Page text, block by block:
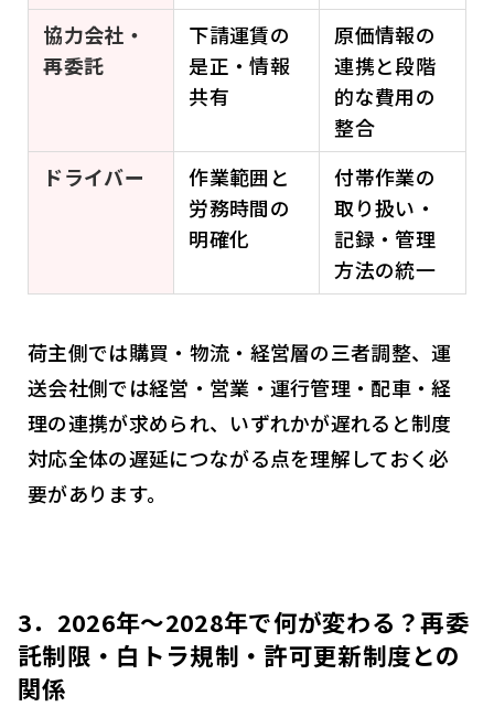
協力会社・
再委託
下請運賃の
是正・情報
共有
原価情報の
連携と段階
的な費用の
整合
ドライバー
作業範囲と
労務時間の
明確化
付帯作業の
取り扱い・
記録・管理
方法の統一
荷主側では購買・物流・経営層の三者調整、運
送会社側では経営・営業・運行管理・配車・経
理の連携が求められ、いずれかが遅れると制度
対応全体の遅延につながる点を理解しておく必
要があります。
3．2026年～2028年で何が変わる？再委
託制限・白トラ規制・許可更新制度との
関係